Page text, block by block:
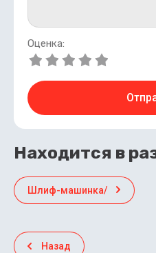
Оценка:
Находится в
Шлиф-машинка/
Назад